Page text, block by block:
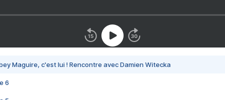
Maguire, c'est lui ! Rencontre avec Damien Witecka
6